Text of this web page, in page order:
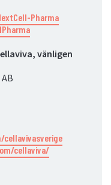
Pharma
vänligen
cellavivasverige
cellaviva/